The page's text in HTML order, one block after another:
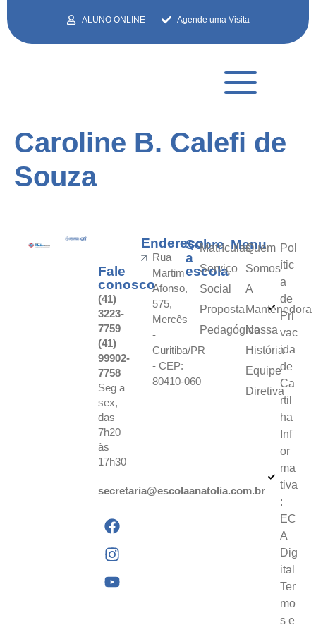
ALUNO ONLINE Agende uma Visita
Caroline B. Calefi de
Souza
Fale
conosco
(41)
3223-
7759
(41)
99902-
7758
Seg a
sex,
das
7h20
às
17h30
secretaria@escolaanatolia.com.br
Endereço
Rua
Martim
Afonso,
575,
Mercês
-
Curitiba/PR
- CEP:
80410-060
Sobre
a
escola
Matrículas
Serviço
Social
Proposta
Pedagógica
Menu
Quem
Somos
A
Mantenedora
Nossa
História
Equipe
Diretiva
Pol
ític
a
de
Pri
vac
ida
de
Ca
rtil
ha
Inf
or
ma
tiva
:
EC
A
Dig
ital
Ter
mo
s e